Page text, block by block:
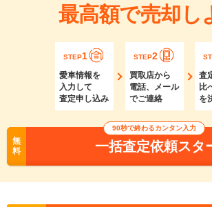
最高額で売却し
STEP1
愛車情報を
入力して
査定申し込み
STEP2
買取店から
電話、メール
でご連絡
査
比
を
無
料
90秒で終わるカンタン入力
一括査定依頼スタ